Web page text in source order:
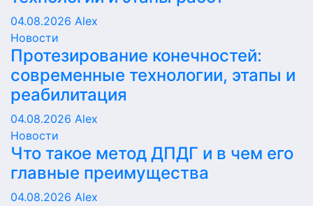
04.08.2026 Alex
Новости
Протезирование конечностей:
современные технологии, этапы и
реабилитация
04.08.2026 Alex
Новости
Что такое метод ДПДГ и в чем его
главные преимущества
04.08.2026 Alex